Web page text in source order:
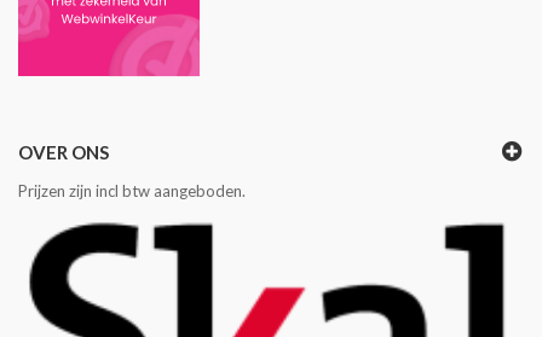
OVER ONS
Prijzen zijn incl btw aangeboden.